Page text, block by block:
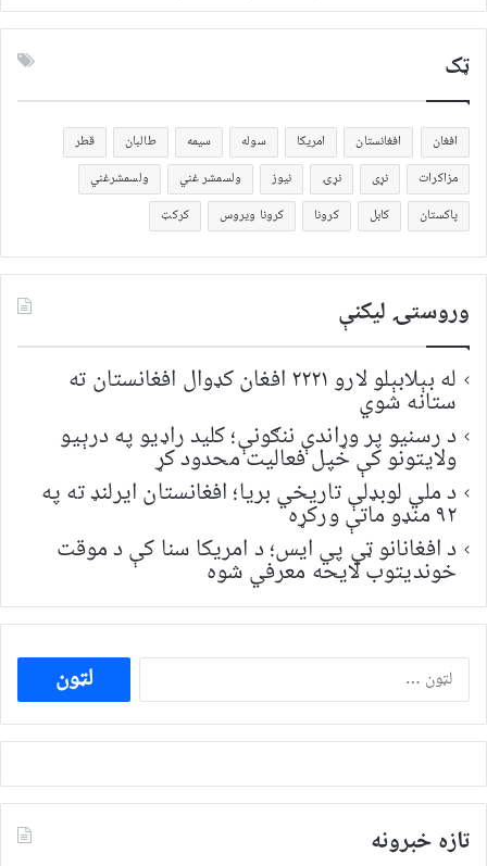
ټک
افغان افغانستان امریکا سوله سیمه طالبان
قطر
مزاکرات
نړی نړۍ نیوز ولسمشر غني
ولسمشرغني
پاکستان
کابل کرونا کرونا ویروس کرکټ
وروستۍ ليکنې
له بېلابېلو لارو ۲۲۲۱ افغان کډوال افغانستان ته
ستانه شوي
د رسنیو پر وړاندې ننګونې؛ کلید راډیو په درېیو
ولایتونو کې خپل فعالیت محدود کړ
د ملي لوبډلې تاریخي بریا؛ افغانستان ایرلنډ ته په
۹۲ منډو ماتې ورکړه
د افغانانو ټي پي ایس؛ د امریکا سنا کې د موقت
خونديتوب لایحه معرفي شوه
ددی
لپاره
لټون:
تازه خبرونه